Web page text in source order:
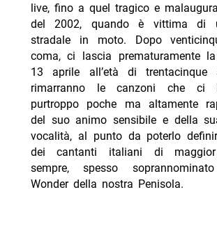
live, fino a quel tragico e
del 2002, quando è vittima di
stradale in moto. Dopo
coma, ci lascia prematuramente
13 aprile all’età di
rimarranno le canzoni che ci
purtroppo poche ma altamente
del suo animo sensibile e della
vocalità, al punto da poterlo
dei cantanti italiani di
sempre, spesso
Wonder della nostra Penisola.